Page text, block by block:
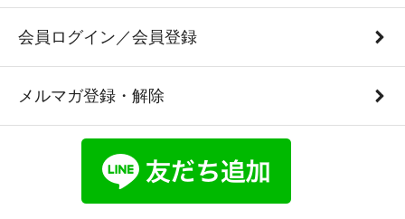
会員ログイン／会員登録
メルマガ登録・解除